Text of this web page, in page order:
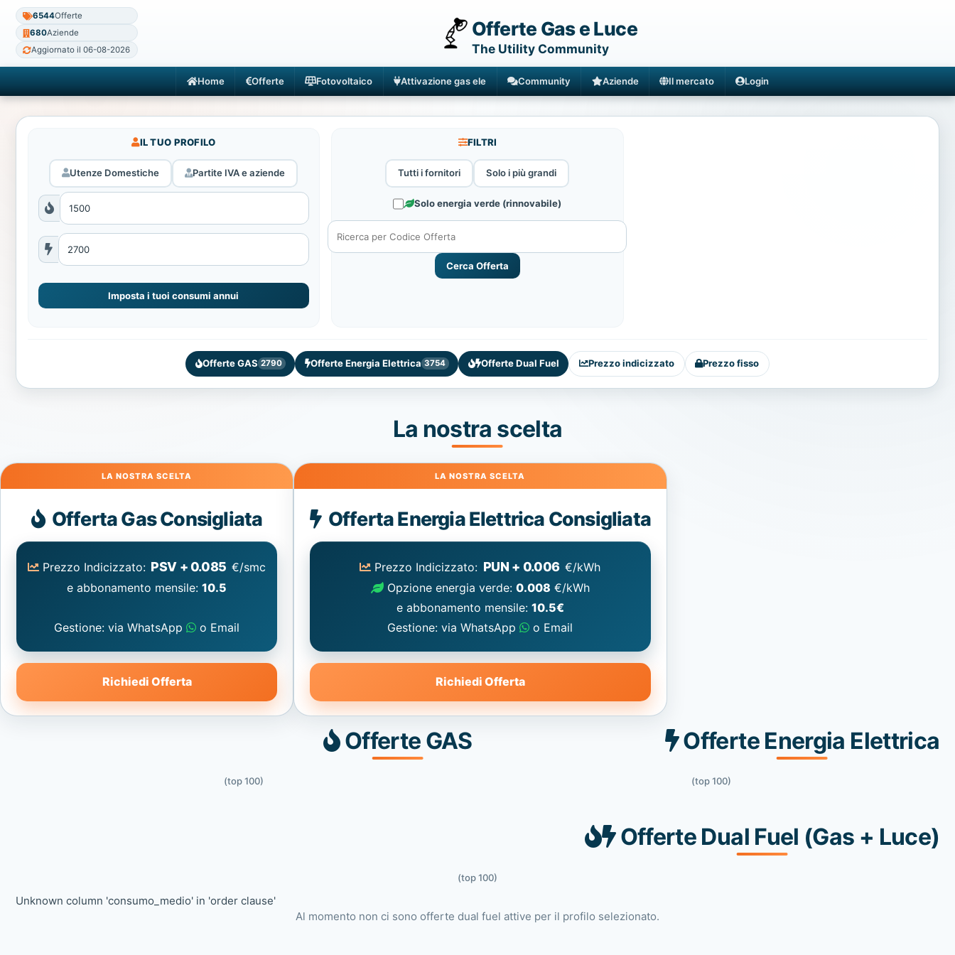
6544Offerte
680Aziende
Aggiornato il 06-08-2026
Offerte Gas e Luce
The Utility Community
Home Offerte Fotovoltaico Attivazione gas ele Community Aziende Il mercato Login
IL TUO PROFILO
Utenze Domestiche Partite IVA e aziende
Imposta i tuoi consumi annui
FILTRI
Tutti i fornitori Solo i più grandi
Solo energia verde (rinnovabile)
Cerca Offerta
Offerte GAS 2790 Offerte Energia Elettrica 3754 Offerte Dual Fuel Prezzo indicizzato Prezzo fisso
La nostra scelta
Gas
Offerta Gas Consigliata
Prezzo Indicizzato: PSV + 0.085 €/smc
e abbonamento mensile:10.5
Gestione: via WhatsApp o Email
Richiedi Offerta
Energia
Elettrica
consigliata
Offerta Energia Elettrica Consigliata
Prezzo Indicizzato: PUN + 0.006 €/kWh
Opzione energia verde: 0.008 €/kWh
e abbonamento mensile: 10.5€
Gestione: via WhatsApp
o Email
Richiedi Offerta
Offerte GAS
(top 100)
Offerte Energia Elettrica
(top 100)
Offerte Dual Fuel (Gas + Luce)
(top 100)
Unknown column 'consumo_medio' in 'order clause'
Al momento non ci sono offerte dual fuel attive per il profilo selezionato.